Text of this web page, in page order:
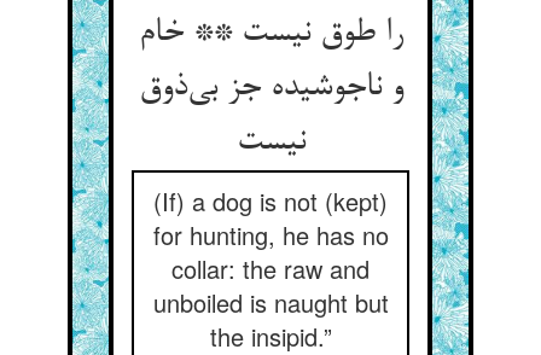
را طوق نیست ** خام
و ناجوشیده جز بی‌ذوق
نیست
(If) a dog is not (kept)
for hunting, he has no
collar: the raw and
unboiled is naught but
the insipid.”